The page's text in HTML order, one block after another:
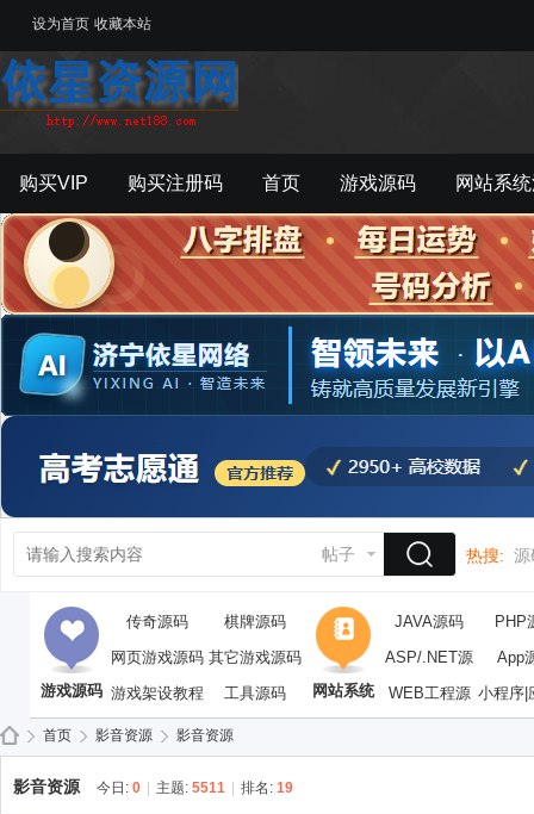
设为首页 收藏本站
购买VIP 购买注册码 首页 游戏源码 网站系
游戏工具 影音资源 主题模板
帖子 热搜: 源
游戏源码
传奇源码
棋牌源码
网页游戏源码 其它游戏源码
游戏架设教程
工具源码 网站系统
JAVA源码
PHP
ASP/.NET源
码
App
WEB工程源 小程序|
首页 影音资源 影音资源
影音资源 今日: 0 主题: 5511 排名: 19